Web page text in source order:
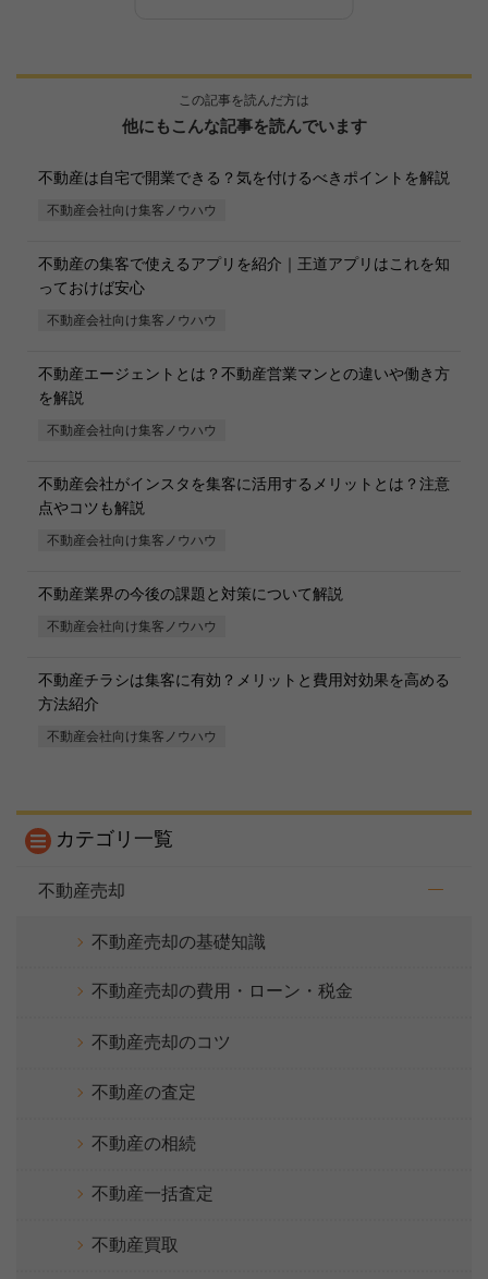
この記事を読んだ方は
他にもこんな記事を読んでいます
不動産は自宅で開業できる？気を付けるべきポイントを解説
不動産会社向け集客ノウハウ
不動産の集客で使えるアプリを紹介｜王道アプリはこれを知
っておけば安心
不動産会社向け集客ノウハウ
不動産エージェントとは？不動産営業マンとの違いや働き方
を解説
不動産会社向け集客ノウハウ
不動産会社がインスタを集客に活用するメリットとは？注意
点やコツも解説
不動産会社向け集客ノウハウ
不動産業界の今後の課題と対策について解説
不動産会社向け集客ノウハウ
不動産チラシは集客に有効？メリットと費用対効果を高める
方法紹介
不動産会社向け集客ノウハウ
カテゴリ一覧
不動産売却
不動産売却の基礎知識
不動産売却の費用・ローン・税金
不動産売却のコツ
不動産の査定
不動産の相続
不動産一括査定
不動産買取